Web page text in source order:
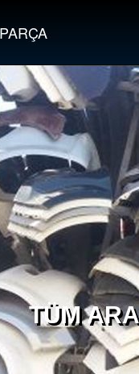
TÜM